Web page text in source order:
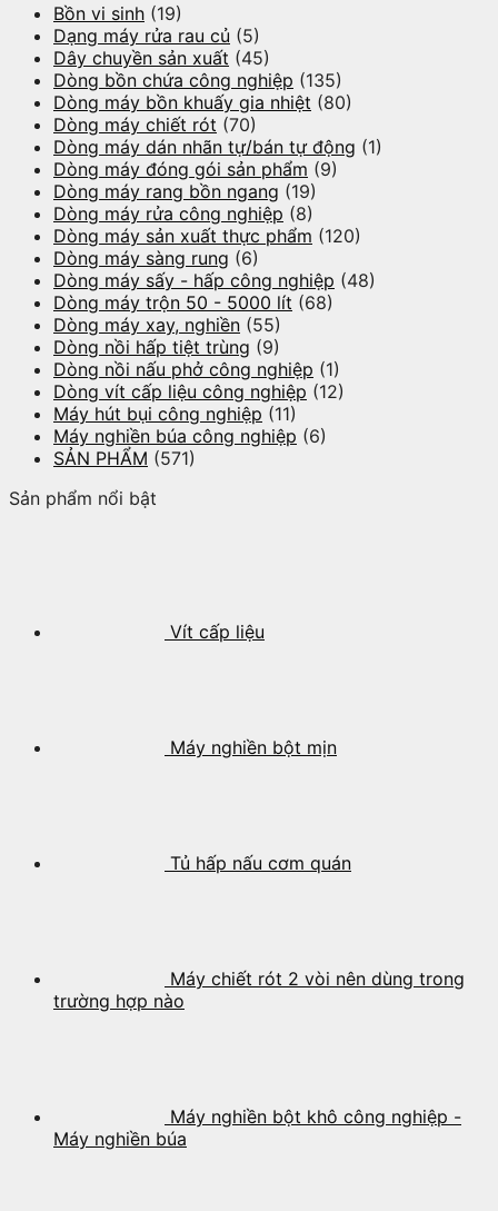
Bồn vi sinh (19)
Dạng máy rửa rau củ (5)
Dây chuyền sản xuất (45)
Dòng bồn chứa công nghiệp (135)
Dòng máy bồn khuấy gia nhiệt (80)
Dòng máy chiết rót (70)
Dòng máy dán nhãn tự/bán tự động (1)
Dòng máy đóng gói sản phẩm (9)
Dòng máy rang bồn ngang (19)
Dòng máy rửa công nghiệp (8)
Dòng máy sản xuất thực phẩm (120)
Dòng máy sàng rung (6)
Dòng máy sấy - hấp công nghiệp (48)
Dòng máy trộn 50 - 5000 lít (68)
Dòng máy xay, nghiền (55)
Dòng nồi hấp tiệt trùng (9)
Dòng nồi nấu phở công nghiệp (1)
Dòng vít cấp liệu công nghiệp (12)
Máy hút bụi công nghiệp (11)
Máy nghiền búa công nghiệp (6)
SẢN PHẨM (571)
Sản phẩm nổi bật
Vít cấp liệu
Máy nghiền bột mịn
Tủ hấp nấu cơm quán
Máy chiết rót 2 vòi nên dùng trong
trường hợp nào
Máy nghiền bột khô công nghiệp -
Máy nghiền búa